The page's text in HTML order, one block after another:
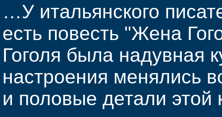
…У итальянского
есть повесть "Жена
Гоголя была надувная
настроения менялись
и половые детали этой